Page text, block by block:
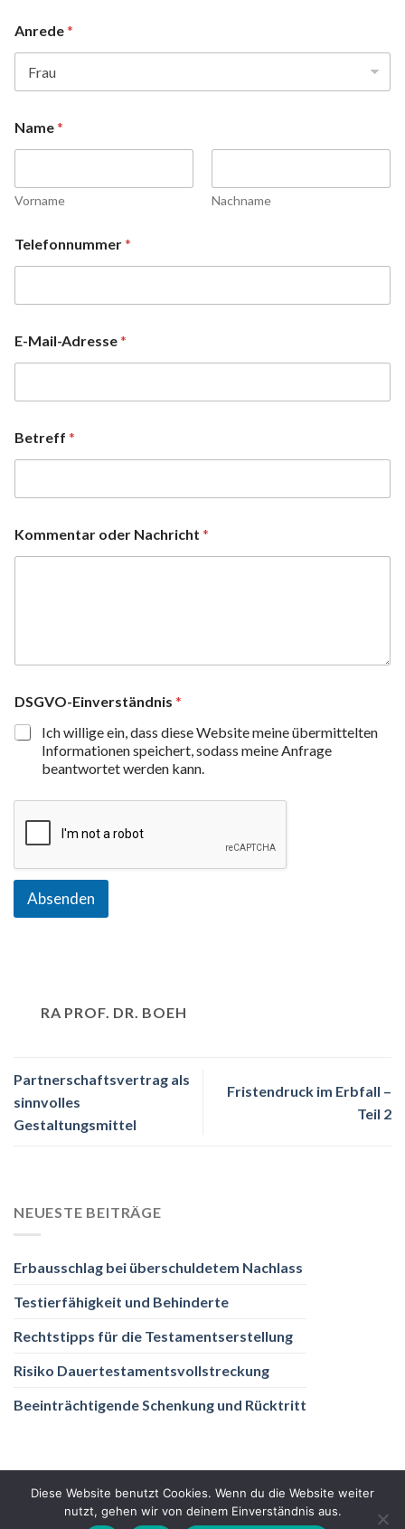
Anrede*
Name*
Vorname Nachname
Telefonnummer*
E-Mail-Adresse*
Betreff *
Kommentar oder Nachricht *
DSGVO-Einverständnis *
Ich willige ein, dass diese Website meine übermittelten
Informationen speichert, sodass meine Anfrage
beantwortet werden kann.
Absenden
RA PROF. DR. BOEH
Partnerschaftsvertrag als
sinnvolles
Gestaltungsmittel
Fristendruck im Erbfall –
Teil 2
NEUESTE BEITRÄGE
Erbausschlag bei überschuldetem Nachlass
Testierfähigkeit und Behinderte
Rechtstipps für die Testamentserstellung
Risiko Dauertestamentsvollstreckung
Beeinträchtigende Schenkung und Rücktritt
DATENSCHUTZ IMPRESSUM
Diese Website benutzt Cookies. Wenn du die Website weiter
nutzt, gehen wir von deinem Einverständnis aus.